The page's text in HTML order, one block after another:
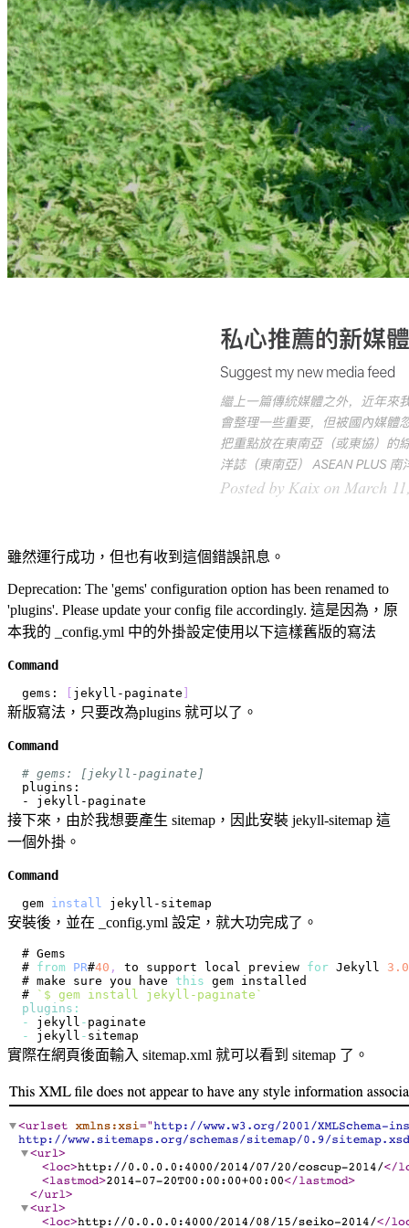
雖然運行成功，但也有收到這個錯誤訊息。
Deprecation: The 'gems' configuration option has been renamed to
'plugins'. Please update your config file accordingly. 這是因為，原
本我的 _config.yml 中的外掛設定使用以下這樣舊版的寫法
Command
gems: jekyll-paginate
新版寫法，只要改為plugins 就可以了。
Command
# gems: [jekyll-paginate]
接下來，由於我想要產生 sitemap，因此安裝 jekyll-sitemap 這
一個外掛。
Command
gem install
安裝後，並在 _config.yml 設定，就大功完成了。
# Gems
# from PR#40 , to support local preview for Jekyll
3.0
# make sure you have this
#
` $ gem install jekyll-paginate `
plugins :
-
jekyll -
-
jekyll -
實際在網頁後面輸入 sitemap.xml 就可以看到 sitemap 了。